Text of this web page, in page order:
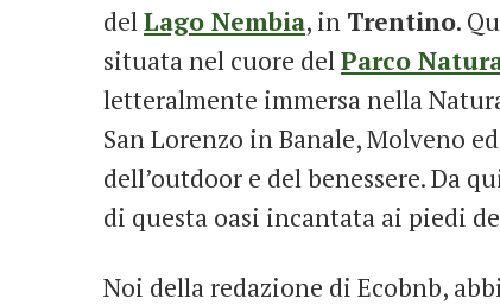
del Lago Nembia, in Trentino.
situata nel cuore del Parco
letteralmente immersa nella
San Lorenzo in Banale, Molveno
dell’outdoor e del benessere. Da
di questa oasi incantata ai piedi
Noi della redazione di Ecobnb,